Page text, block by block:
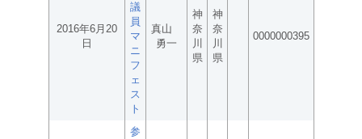
2016年6月20
日
議
員
マ
ニ
フ
ェ
ス
ト
真山
勇一
神
奈
川
県
神
奈
川
県
0000000395
参